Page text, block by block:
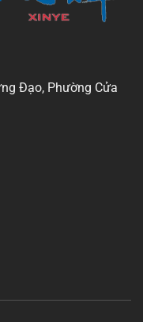
Đạo, Phường Cửa